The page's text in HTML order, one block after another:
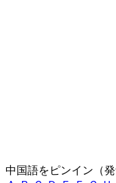
中国語をピンイン（